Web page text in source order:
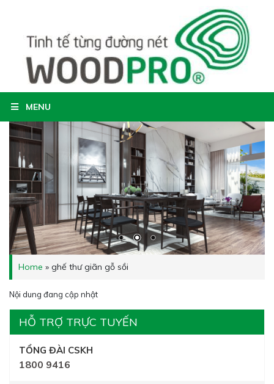
MENU
Home » ghế thư giãn gỗ sồi
Nội dung đang cập nhật
HỖ TRỢ TRỰC TUYẾN
TỔNG ĐÀI CSKH
1800 9416